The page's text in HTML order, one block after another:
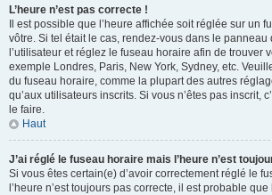
L’heure n’est pas correcte !
Il est possible que l’heure affichée soit réglée sur un
vôtre. Si tel était le cas, rendez-vous dans le panneau
l’utilisateur et réglez le fuseau horaire afin de trouver
exemple Londres, Paris, New York, Sydney, etc.
du fuseau horaire, comme la plupart des autres
qu’aux utilisateurs inscrits. Si vous n’êtes pas inscrit,
le faire.
Haut
J’ai réglé le fuseau horaire mais l’heure n’est
Si vous êtes certain(e) d’avoir correctement réglé le
l’heure n’est toujours pas correcte, il est probable